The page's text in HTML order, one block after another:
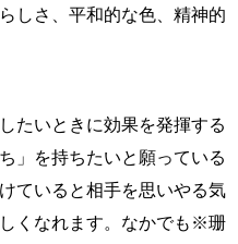
しさ、平和的な色、精神的
たいときに効果を発揮する
」を持ちたいと願っている
ていると相手を思いやる気
くなれます。なかでも※珊